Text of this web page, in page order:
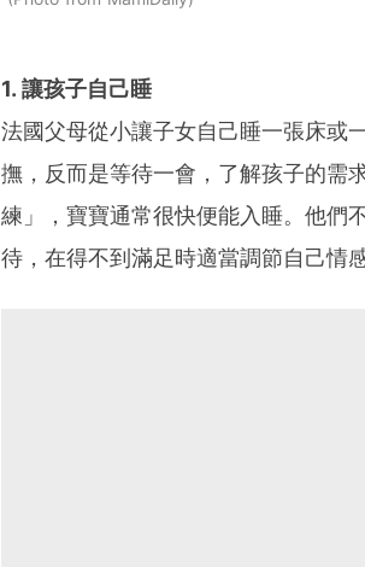
1. 讓孩子自己睡
法國父母從小讓子女自己睡一張床或
撫，反而是等待一會，了解孩子的需
練」，寶寶通常很快便能入睡。他們
待，在得不到滿足時適當調節自己情感